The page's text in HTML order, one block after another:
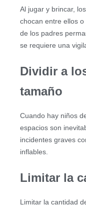
Al jugar y brincar,
chocan entre ellos
de los padres
se requiere una
Dividir a
tamaño
Cuando hay niños
espacios son
incidentes graves
inflables.
Limitar la
Limitar la cantidad